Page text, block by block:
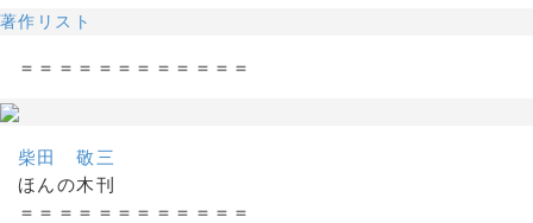
著作リスト
＝＝＝＝＝＝＝＝＝＝＝＝
柴田 敬三
ほんの木刊
＝＝＝＝＝＝＝＝＝＝＝＝